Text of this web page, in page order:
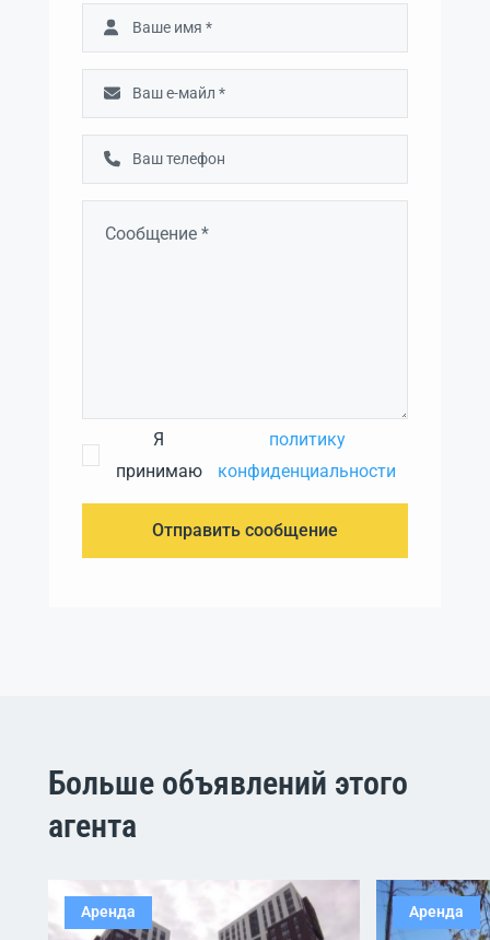
Я
принимаю
политику
конфиденциальности
Отправить сообщение
Больше объявлений этого
агента
Аренда Аренда